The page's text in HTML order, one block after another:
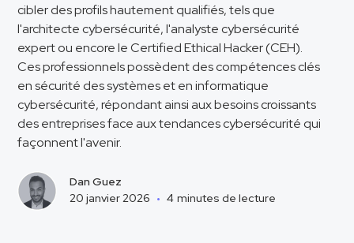
cibler des profils hautement qualifiés, tels que
l'architecte cybersécurité, l'analyste cybersécurité
expert ou encore le Certified Ethical Hacker (CEH).
Ces professionnels possèdent des compétences clés
en sécurité des systèmes et en informatique
cybersécurité, répondant ainsi aux besoins croissants
des entreprises face aux tendances cybersécurité qui
façonnent l'avenir.
Dan Guez
20 janvier 2026 • 4 minutes de lecture